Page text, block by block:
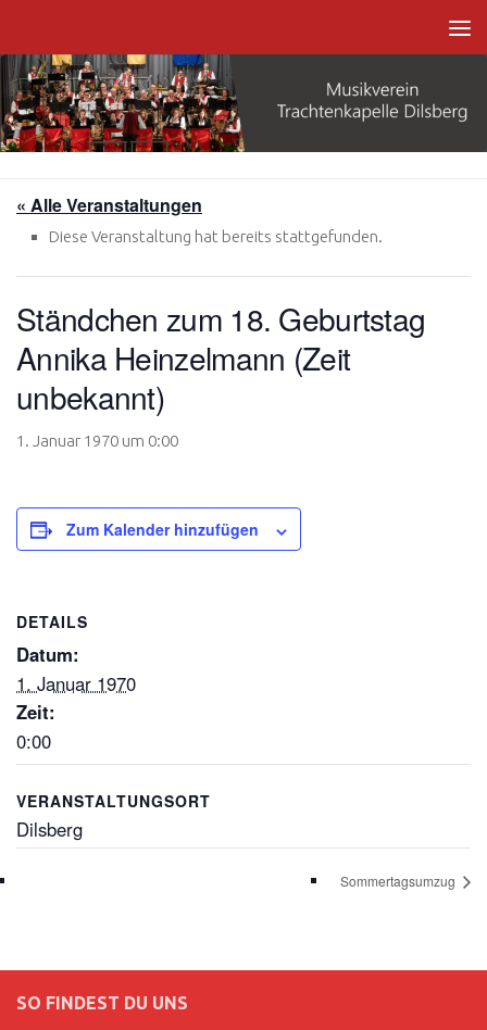
« Alle Veranstaltungen
Diese Veranstaltung hat bereits stattgefunden.
Ständchen zum 18. Geburtstag
Annika Heinzelmann (Zeit
unbekannt)
1. Januar 1970 um 0:00
Zum Kalender hinzufügen
DETAILS
Datum:
1. Januar 1970
Zeit:
0:00
VERANSTALTUNGSORT
Dilsberg
Sommertagsumzug
SO FINDEST DU UNS